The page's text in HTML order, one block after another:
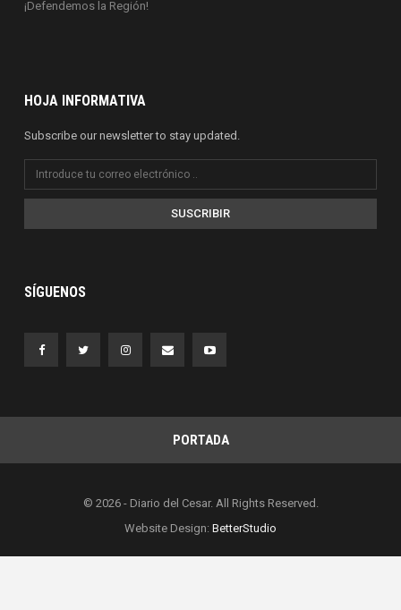
¡Defendemos la Región!
HOJA INFORMATIVA
Subscribe our newsletter to stay updated.
SUSCRIBIR
SÍGUENOS
PORTADA
© 2026 - Diario del Cesar. All Rights Reserved.
Website Design: BetterStudio